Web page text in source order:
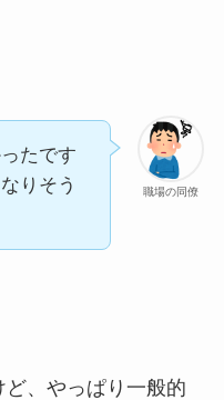
職場の同僚
たです
りそう
、やっぱり一般的